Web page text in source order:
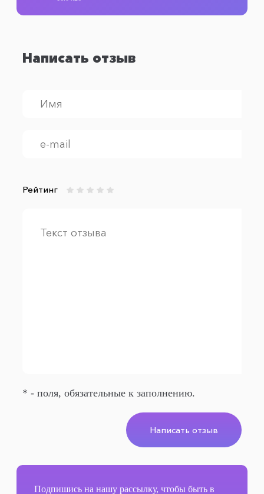
Написать отзыв
Рейтинг
* - поля, обязательные к заполнению.
Написать отзыв
Подпишись на нашу рассылку, чтобы быть в